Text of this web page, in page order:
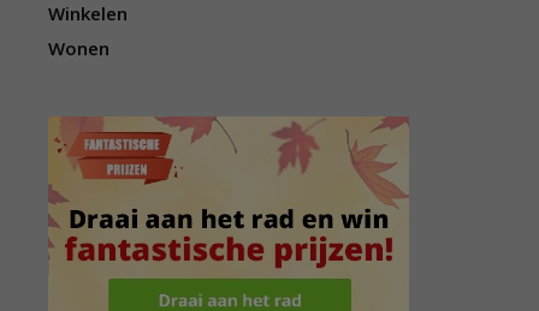
Winkelen
Wonen